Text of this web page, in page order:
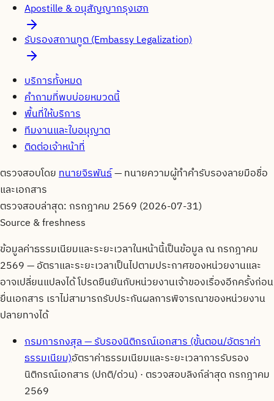
Apostille & อนุสัญญากรุงเฮก
รับรองสถานทูต (Embassy Legalization)
บริการทั้งหมด
คำถามที่พบบ่อยหมวดนี้
พื้นที่ให้บริการ
ทีมงานและใบอนุญาต
ติดต่อเจ้าหน้าที่
ตรวจสอบโดยทนายจิรพันธ์—ทนายความผู้ทำคำรับรองลายมือชื่อ
และเอกสาร
ตรวจสอบล่าสุด: กรกฎาคม 2569 (2026-07-31)
Source & freshness
ข้อมูลค่าธรรมเนียมและระยะเวลาในหน้านี้เป็นข้อมูล ณกรกฎาคม
2569— อัตราและระยะเวลาเป็นไปตามประกาศของหน่วยงานและ
อาจเปลี่ยนแปลงได้ โปรดยืนยันกับหน่วยงานเจ้าของเรื่องอีกครั้งก่อน
ยื่นเอกสาร เราไม่สามารถรับประกันผลการพิจารณาของหน่วยงาน
ปลายทางได้
กรมการกงสุล — รับรองนิติกรณ์เอกสาร (ขั้นตอน/อัตราค่า
ธรรมเนียม)อัตราค่าธรรมเนียมและระยะเวลาการรับรอง
นิติกรณ์เอกสาร (ปกติ/ด่วน) · ตรวจสอบลิงก์ล่าสุด กรกฎาคม
2569